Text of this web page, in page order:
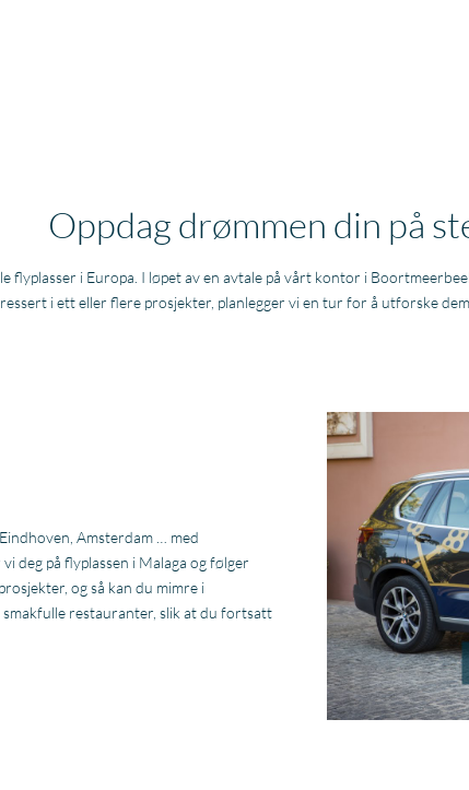
Oppdag drømmen din på
i Europa. I løpet av en avtale på vårt kontor i
i ett eller flere prosjekter, planlegger vi en tur for å utforske
Amsterdam … med
deg på flyplassen i Malaga og følger
og så kan du mimre i
smakfulle restauranter, slik at du fortsatt